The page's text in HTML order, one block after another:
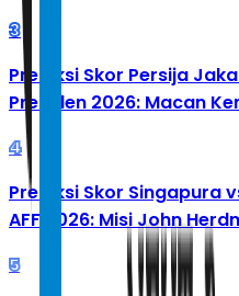
3
Prediksi Skor Persija
Presiden 2026: Macan
4
Prediksi Skor Singapura
AFF 2026: Misi John
5